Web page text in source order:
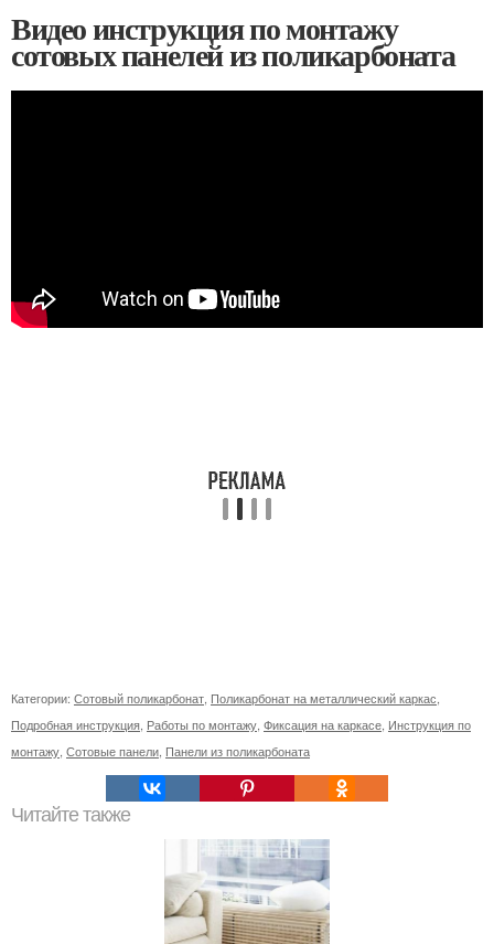
Видео инструкция по монтажу
сотовых панелей из поликарбоната
Категории: Сотовый поликарбонат Поликарбонат на металлический каркас
Подробная инструкция Работы по монтажу Фиксация на каркасе Инструкция по
монтажу Сотовые панели Панели из поликарбоната
Читайте также